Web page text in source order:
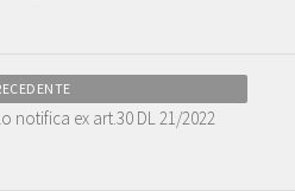
notifica ex art.30 DL 21/2022